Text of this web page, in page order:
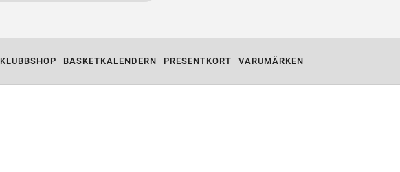
KLUBBSHOP BASKETKALENDERN PRESENTKORT VARUMÄRKEN